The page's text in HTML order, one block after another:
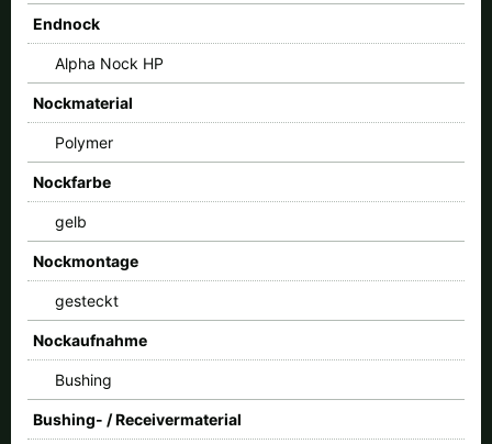
Endnock
Alpha Nock HP
Nockmaterial
Polymer
Nockfarbe
gelb
Nockmontage
gesteckt
Nockaufnahme
Bushing
Bushing- / Receivermaterial